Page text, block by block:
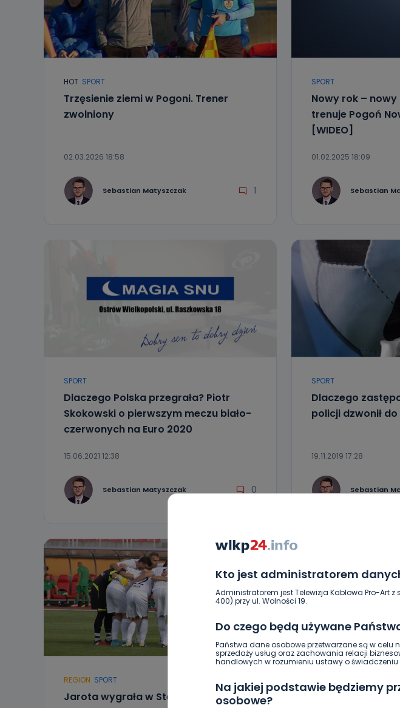
Kto jest administratorem
Administratorem jest Telewizja Kablowa Pro-Art
400) przy ul. Wolności 19.
Do czego będą używane
Państwa dane osobowe przetwarzane są w celu
sprzedaży usług oraz zachowania relacji
handlowych w rozumieniu ustawy o świadczeniu
Na jakiej podstawie będziemy
osobowe?
HOT SPORT
Trzęsienie ziemi w Pogoni. Trener
zwolniony
02.03.2026 18:58
Sebastian Matyszczak 1
SPORT
Nowy rok –
trenuje Pogoń
[WIDEO]
01.02.2025 18:09
Sebastian
SPORT
Dlaczego Polska przegrała? Piotr
Skokowski o pierwszym meczu biało-
czerwonych na Euro 2020
15.06.2021 12:38
Sebastian Matyszczak 0
SPORT
Dlaczego
policji dzwonił
19.11.2019 17:28
Sebastian
REGION SPORT
Jarota wygrała w Stężycy. W sobotę
Lech Poznań